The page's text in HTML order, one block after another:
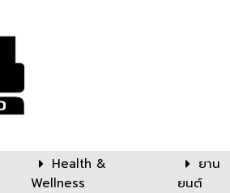
Health &
Wellness
ยาน
ยนต์